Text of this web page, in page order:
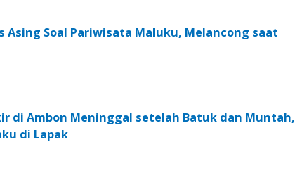
Asing Soal Pariwisata Maluku, Melancong saat
di Ambon Meninggal setelah Batuk dan Muntah,
di Lapak